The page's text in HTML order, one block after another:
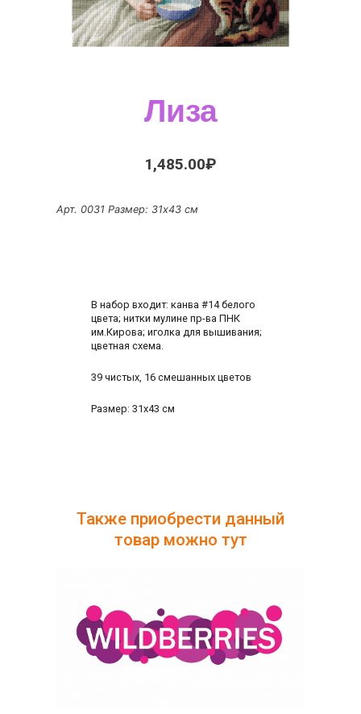
Лиза
1,485.00₽
Арт. 0031 Размер: 31х43 см
В набор входит: канва #14 белого
цвета; нитки мулине пр-ва ПНК
им.Кирова; иголка для вышивания;
цветная схема.
39 чистых, 16 смешанных цветов
Размер: 31х43 см
Также приобрести данный
товар можно тут